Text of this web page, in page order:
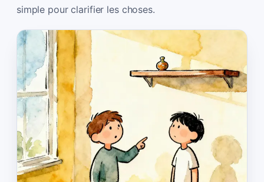
simple pour clarifier les choses.